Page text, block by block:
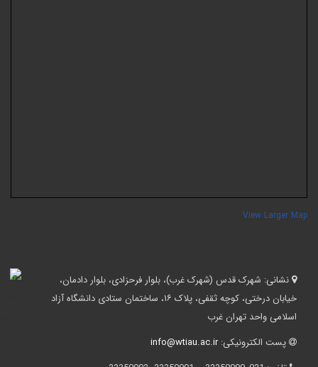
View Larger
نشانی:شهرک قدس (شهرک غرب)، بلوار فرحزادی، بلوار دادمان،
خیابان درختی، کوچه ثقفی، پلاک ۱۶، ساختمان ستادی دانشگاه آزاد
اسلامی واحد تهران غرب
پست الکترونیکی:info@wtiau.ac.ir